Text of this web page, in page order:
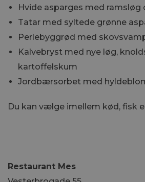
Hvide asparges med ramsløg
Tatar med syltede grønne
Perlebyggrød med
Kalvebryst med nye løg,
kartoffelskum
Jordbærsorbet med
Du kan vælge imellem kød, fisk
Restaurant Mes